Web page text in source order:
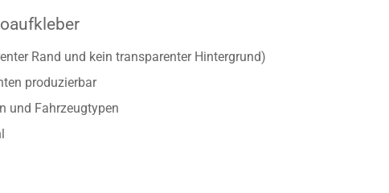
Rand und kein transparenter Hintergrund)
produzierbar
und Fahrzeugtypen